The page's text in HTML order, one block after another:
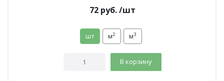
72руб. /шт
шт м2 м3
В корзину